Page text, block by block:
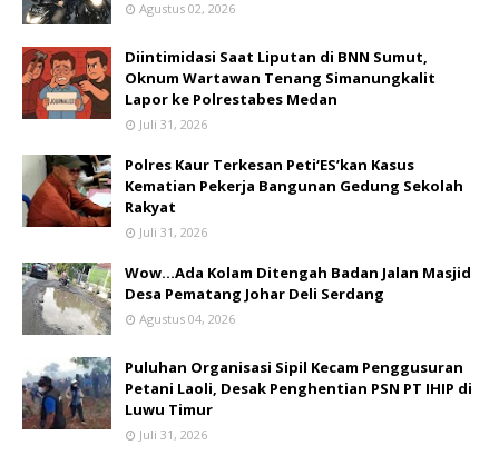
Agustus 02, 2026
Diintimidasi Saat Liputan di BNN Sumut,
Oknum Wartawan Tenang Simanungkalit
Lapor ke Polrestabes Medan
Juli 31, 2026
Polres Kaur Terkesan Peti‘ES’kan Kasus
Kematian Pekerja Bangunan Gedung Sekolah
Rakyat
Juli 31, 2026
Wow...Ada Kolam Ditengah Badan Jalan Masjid
Desa Pematang Johar Deli Serdang
Agustus 04, 2026
Puluhan Organisasi Sipil Kecam Penggusuran
Petani Laoli, Desak Penghentian PSN PT IHIP di
Luwu Timur
Juli 31, 2026